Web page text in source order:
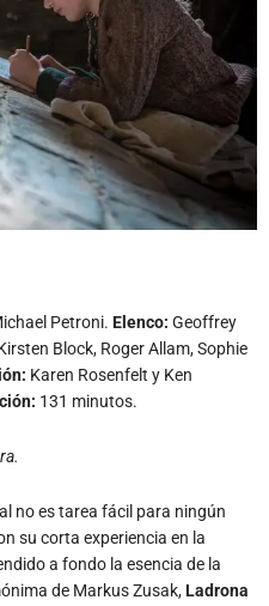
Petroni. Elenco: Geoffrey
Block, Roger Allam, Sophie
Karen Rosenfelt y Ken
131 minutos.
no es tarea fácil para ningún
su corta experiencia en la
a fondo la esencia de la
de Markus Zusak,Ladrona